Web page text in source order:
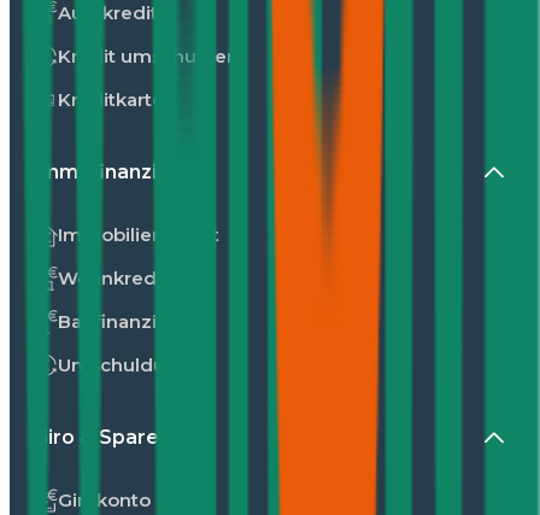
Autokredit
Kredit umschulden
Kreditkarte
Immofinanzierung
Immobilienkredit
Wohnkredit
Baufinanzierung
Umschuldung
Giro & Sparen
Girokonto